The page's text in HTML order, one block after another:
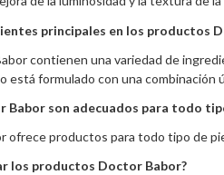
principales en los productos
contienen una variedad de
está formulado con una
Babor son adecuados para todo
ofrece productos para todo tipo de
los productos Doctor Babor?